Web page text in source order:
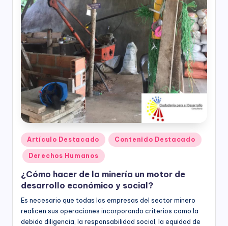
cultura
ciudadana,
responsabilidad
social
empresarial,
debida
diligencia.
Publicado
en
Artículo Destacado Contenido Destacado
Derechos Humanos
¿Cómo hacer de la minería un motor de
desarrollo económico y social?
Es necesario que todas las empresas del sector minero
realicen sus operaciones incorporando criterios como la
debida diligencia, la responsabilidad social, la equidad de